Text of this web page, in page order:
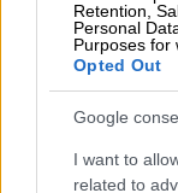
Retention,
Personal
Purposes for
Opted Out
Google
I want to
related to
Αλλά και ο
Ναυτικού,
αυτοί οι